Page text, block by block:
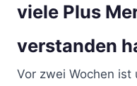
viele Plus
verstanden
Vor zwei Wochen